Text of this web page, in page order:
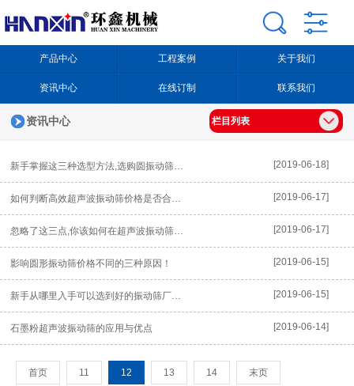
产品中心 工程案例 关于我们
资讯中心 在线订制 联系我们
资讯中心 栏目列表
[2019-06-18]
新手掌握这三种选型方法,选购圆振动筛不再是难题！
[2019-06-17]
如何判断高效超声波振动筛价格是否合理？
[2019-06-17]
忽略了这三点,你该如何在超声波振动筛厂家选型？
[2019-06-15]
影响圆形振动筛价格不同的三种原因！
[2019-06-15]
新手从哪里入手可以选到好的振动筛厂家？
[2019-06-14]
石墨粉超声波振动筛的应用与优点
首页 11 12 13 14 末页